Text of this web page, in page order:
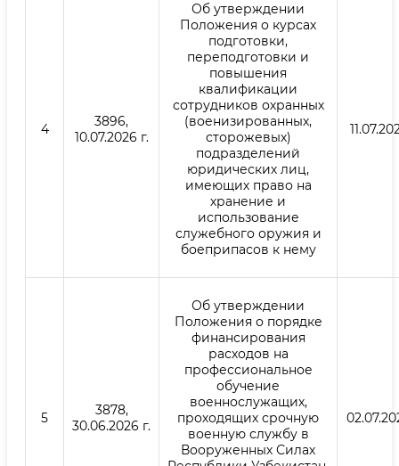
4
3896,
10.07.2026 г.
Об утверждении
Положения о курсах
подготовки,
переподготовки и
повышения
квалификации
сотрудников охранных
(военизированных,
сторожевых)
подразделений
юридических лиц,
имеющих право на
хранение и
использование
служебного оружия и
боеприпасов к нему
5
3878,
30.06.2026 г.
Об утверждении
Положения о порядке
финансирования
расходов на
профессиональное
обучение
военнослужащих,
проходящих срочную
военную службу в
Вооруженных Силах